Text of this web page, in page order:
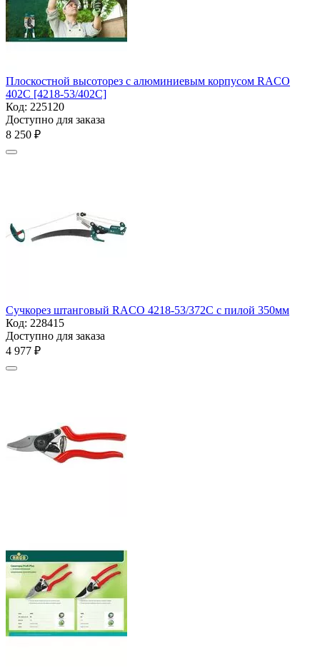
Плоскостной высоторез с алюминиевым корпусом RACO
402C [4218-53/402C]
Код: 225120
Доступно для заказа
8 250 ₽
Сучкорез штанговый RACO 4218-53/372C с пилой 350мм
Код: 228415
Доступно для заказа
4 977 ₽